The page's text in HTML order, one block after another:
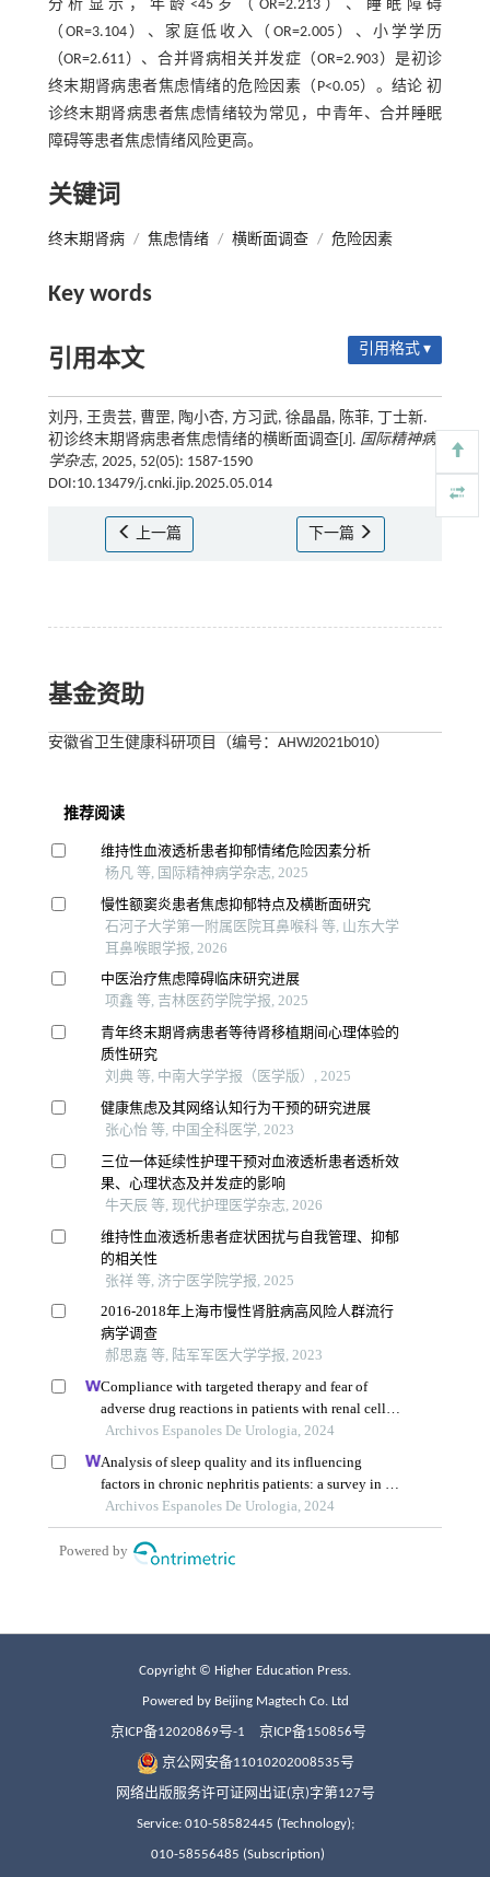
分析显示，年龄<45岁（OR=2.213）、睡眠障碍
（OR=3.104）、家庭低收入（OR=2.005）、小学学历
（OR=2.611）、合并肾病相关并发症（OR=2.903）是初诊
终末期肾病患者焦虑情绪的危险因素（P<0.05）。结论 初
诊终末期肾病患者焦虑情绪较为常见，中青年、合并睡眠
障碍等患者焦虑情绪风险更高。
关键词
终末期肾病 / 焦虑情绪 / 横断面调查 / 危险因素
Key words
引用本文 引用格式 ▾
刘丹, 王贵芸, 曹罡, 陶小杏, 方习武, 徐晶晶, 陈菲, 丁士新.
初诊终末期肾病患者焦虑情绪的横断面调查[J]. 国际精神病
学杂志, 2025, 52(05): 1587-1590
DOI:10.13479/j.cnki.jip.2025.05.014
上一篇 下一篇
基金资助
安徽省卫生健康科研项目（编号：AHWJ2021b010）
Copyright © Higher Education Press.
Powered by Beijing Magtech Co. Ltd
京ICP备12020869号-1 京ICP备150856号
京公网安备11010202008535号
网络出版服务许可证网出证(京)字第127号
Service: 010-58582445 (Technology);
010-58556485 (Subscription)